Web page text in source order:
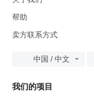
帮助
卖方联系方式
中国 / 中文
我们的项目